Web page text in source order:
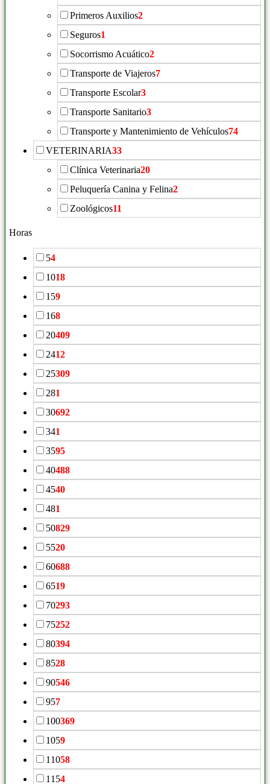
Primeros Auxilios2
Seguros1
Socorrismo Acuático2
Transporte de Viajeros7
Transporte Escolar3
Transporte Sanitario3
Transporte y Mantenimiento de Vehículos74
VETERINARIA33
Clínica Veterinaria20
Peluquería Canina y Felina2
Zoológicos11
Horas
54
1018
159
168
20409
2412
25309
281
30692
341
3595
40488
4540
481
50829
5520
60688
6519
70293
75252
80394
8528
90546
957
100369
1059
11058
1154